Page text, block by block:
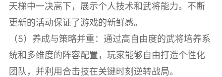
天梯中一决高下，展示个人技术和武将能力。不断
更新的活动保证了游戏的新鲜感。
（5）养成与策略并重：通过高自由度的武将培养系
统和多维度的阵容配置，玩家能够自由打造个性化
团队，并利用合击技在关键时刻逆转战局。